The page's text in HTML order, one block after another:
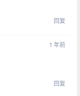
回复
1 年前
回复